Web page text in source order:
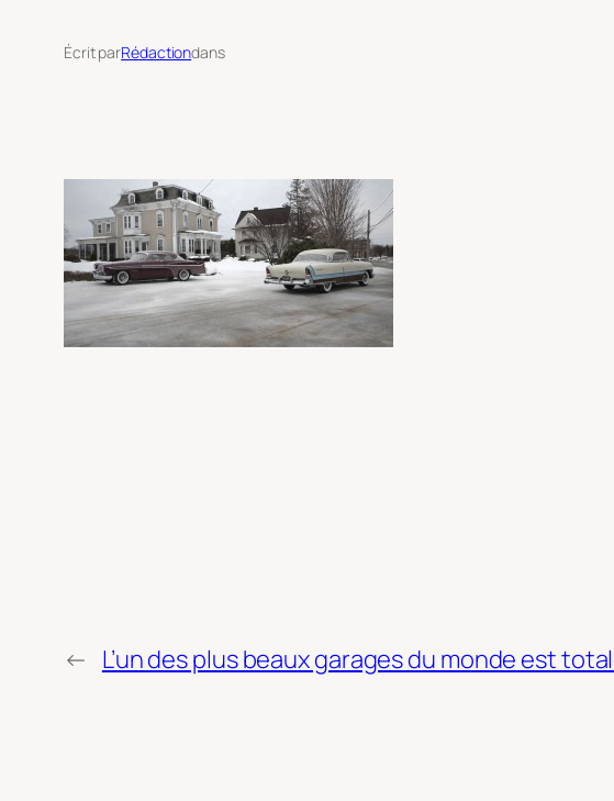
Écrit parRédactiondans
← L’un des plus beaux garages du monde est